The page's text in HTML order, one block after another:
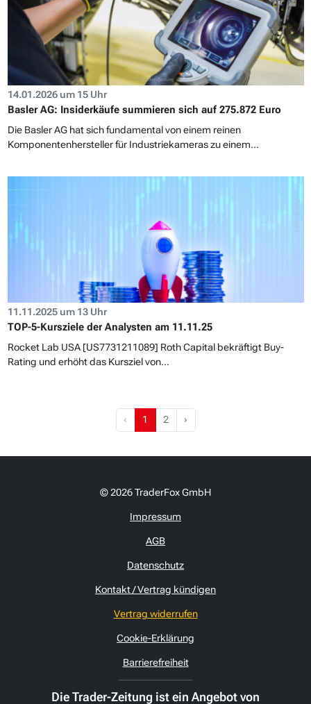
14.01.2026 um 15 Uhr
Basler AG: Insiderkäufe summieren sich auf 275.872 Euro
Die Basler AG hat sich fundamental von einem reinen
Komponentenhersteller für Industriekameras zu einem...
11.11.2025 um 13 Uhr
TOP-5-Kursziele der Analysten am 11.11.25
Rocket Lab USA [US7731211089] Roth Capital bekräftigt Buy-
Rating und erhöht das Kursziel von...
‹ 1 2 ›
© 2026 TraderFox GmbH
Impressum
AGB
Datenschutz
Kontakt / Vertrag kündigen
Vertrag widerrufen
Cookie-Erklärung
Barrierefreiheit
Die Trader-Zeitung ist ein Angebot von